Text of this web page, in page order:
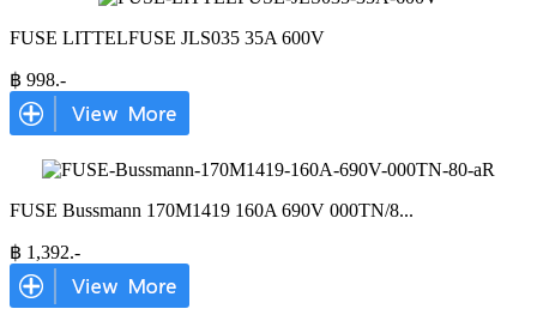
FUSE LITTELFUSE JLS035 35A 600V
฿ 998.-
FUSE Bussmann 170M1419 160A 690V 000TN/8...
฿ 1,392.-